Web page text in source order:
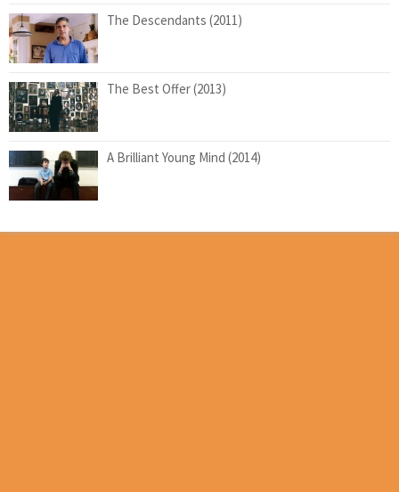
The Descendants (2011)
The Best Offer (2013)
A Brilliant Young Mind (2014)